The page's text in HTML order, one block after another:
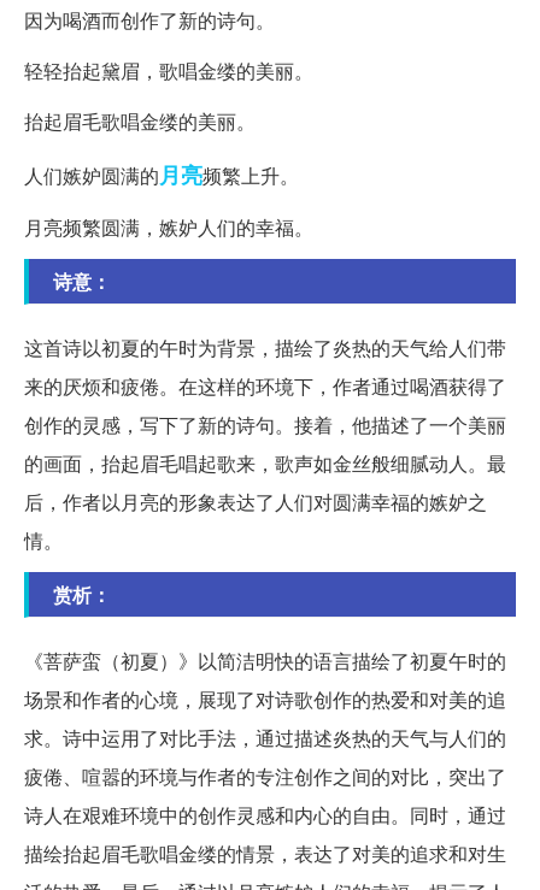
因为喝酒而创作了新的诗句。
轻轻抬起黛眉，歌唱金缕的美丽。
抬起眉毛歌唱金缕的美丽。
人们嫉妒圆满的月亮频繁上升。
月亮频繁圆满，嫉妒人们的幸福。
诗意：
这首诗以初夏的午时为背景，描绘了炎热的天气给人们带
来的厌烦和疲倦。在这样的环境下，作者通过喝酒获得了
创作的灵感，写下了新的诗句。接着，他描述了一个美丽
的画面，抬起眉毛唱起歌来，歌声如金丝般细腻动人。最
后，作者以月亮的形象表达了人们对圆满幸福的嫉妒之
情。
赏析：
《菩萨蛮（初夏）》以简洁明快的语言描绘了初夏午时的
场景和作者的心境，展现了对诗歌创作的热爱和对美的追
求。诗中运用了对比手法，通过描述炎热的天气与人们的
疲倦、喧嚣的环境与作者的专注创作之间的对比，突出了
诗人在艰难环境中的创作灵感和内心的自由。同时，通过
描绘抬起眉毛歌唱金缕的情景，表达了对美的追求和对生